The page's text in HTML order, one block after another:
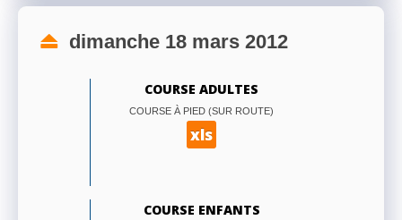
dimanche 18 mars 2012
COURSE ADULTES
COURSE À PIED (SUR ROUTE)
xls
COURSE ENFANTS